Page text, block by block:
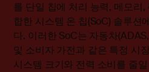
를 단일 칩에 처리 능력, 메모리
합한 시스템 온 칩(SoC) 솔루션
다. 이러한 SoC는 자동차
및 소비자 가전과 같은 특정 시
시스템 크기와 전력 소비를 줄